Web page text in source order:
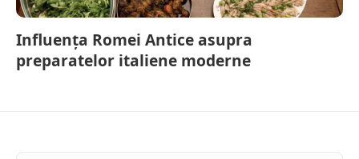
Influența Romei Antice asupra
preparatelor italiene moderne